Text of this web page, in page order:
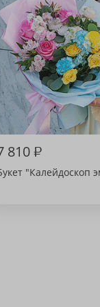
810₽
"Калейдоскоп